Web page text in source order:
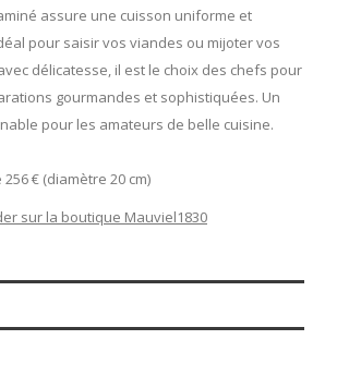
assure une cuisson uniforme et
pour saisir vos viandes ou mijoter vos
délicatesse, il est le choix des chefs pour
gourmandes et sophistiquées. Un
pour les amateurs de belle cuisine.
€ (diamètre 20 cm)
sur la boutique Mauviel1830